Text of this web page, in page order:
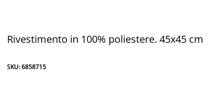
Rivestimento in 100% poliestere. 45x45 cm
SKU: 6858715